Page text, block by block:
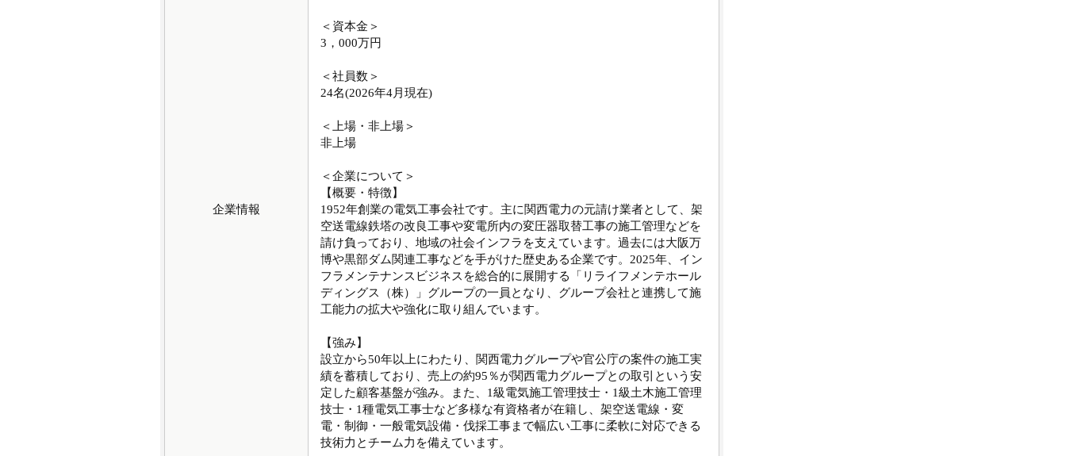
企業情報
＜資本金＞
3，000万円
＜社員数＞
24名(2026年4月現在)
＜上場・非上場＞
非上場
＜企業について＞
【概要・特徴】
1952年創業の電気工事会社です。主に関西電力の元請け業者として、架
空送電線鉄塔の改良工事や変電所内の変圧器取替工事の施工管理などを
請け負っており、地域の社会インフラを支えています。過去には大阪万
博や黒部ダム関連工事などを手がけた歴史ある企業です。2025年、イン
フラメンテナンスビジネスを総合的に展開する「リライフメンテホール
ディングス（株）」グループの一員となり、グループ会社と連携して施
工能力の拡大や強化に取り組んでいます。
【強み】
設立から50年以上にわたり、関西電力グループや官公庁の案件の施工実
績を蓄積しており、売上の約95％が関西電力グループとの取引という安
定した顧客基盤が強み。また、1級電気施工管理技士・1級土木施工管理
技士・1種電気工事士など多様な有資格者が在籍し、架空送電線・変
電・制御・一般電気設備・伐採工事まで幅広い工事に柔軟に対応できる
技術力とチーム力を備えています。